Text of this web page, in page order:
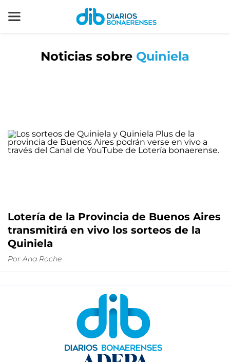
Noticias sobre Quiniela
Lotería de la Provincia de Buenos Aires
transmitirá en vivo los sorteos de la
Quiniela
Por Ana Roche